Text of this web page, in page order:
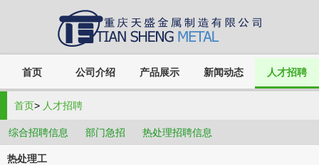
首页 公司介绍 产品展示 新闻动态 人才招聘
首页> 人才招聘
综合招聘信息 部门急招 热处理招聘信息
热处理工